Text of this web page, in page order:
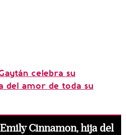
celebra su
del amor de toda su
Cinnamon, hija del